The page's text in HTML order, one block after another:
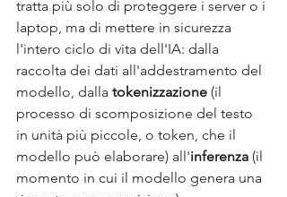
tratta più solo di proteggere i server o i
laptop, ma di mettere in sicurezza
l'intero ciclo di vita dell'IA: dalla
raccolta dei dati all'addestramento del
modello, dalla tokenizzazione (il
processo di scomposizione del testo
in unità più piccole, o token, che il
modello può elaborare) all'inferenza (il
momento in cui il modello genera una